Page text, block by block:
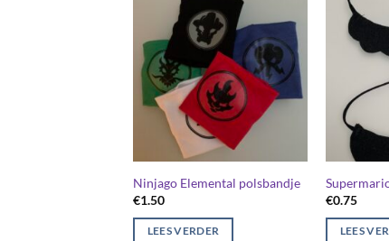
Ninjago Elemental polsbandje
€1.50
LEES VERDER
€0.75
LEES